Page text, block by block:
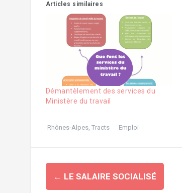
Articles similaires
Démantèlement des services du
Ministère du travail
Rhônes-Alpes, Tracts Emploi
Navigation
← LE SALAIRE SOCIALISÉ